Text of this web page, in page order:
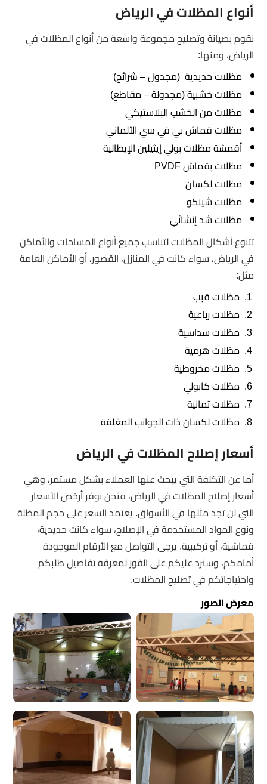
أنواع المظلات في الرياض
نقوم بصيانة وتصليح مجموعة واسعة من أنواع المظلات في
الرياض، ومنها:
مظلات حديدية (مجدول – شرائح)
مظلات خشبية (مجدولة – مقاطع)
مظلات من الخشب البلاستيكي
مظلات قماش بي في سي الألماني
أقمشة مظلات بولي إيثيلين الإيطالية
مظلات بقماشPVDF
مظلات لكسان
مظلات شينكو
مظلات شد إنشائي
تتنوع أشكال المظلات لتناسب جميع أنواع المساحات والأماكن
في الرياض، سواء كانت في المنازل، القصور، أو الأماكن العامة
مثل:
مظلات قبب
مظلات رباعية
مظلات سداسية
مظلات هرمية
مظلات مخروطية
مظلات كابولي
مظلات ثمانية
مظلات لكسان ذات الجوانب المغلقة
أسعار إصلاح المظلات في الرياض
أما عن التكلفة التي يبحث عنها العملاء بشكل مستمر، وهي
أسعار إصلاح المظلات في الرياض، فنحن نوفر أرخص الأسعار
التي لن تجد مثلها في الأسواق. يعتمد السعر على حجم المظلة
ونوع المواد المستخدمة في الإصلاح، سواء كانت حديدية،
قماشية، أو تركيبية. يرجى التواصل مع الأرقام الموجودة
أمامكم، وسنرد عليكم على الفور لمعرفة تفاصيل طلبكم
واحتياجاتكم في تصليح المظلات.
معرض الصور